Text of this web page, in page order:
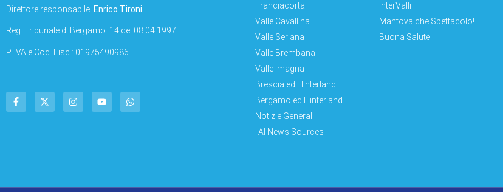
Direttore responsabile: Enrico Tironi
Reg: Tribunale di Bergamo: 14 del 08.04.1997
P. IVA e Cod. Fisc.: 01975490986
Franciacorta
Valle Cavallina
Valle Seriana
Valle Brembana
Valle Imagna
Brescia ed Hinterland
Bergamo ed Hinterland
Notizie Generali
AI News Sources
interValli
Mantova che Spettacolo!
Buona Salute